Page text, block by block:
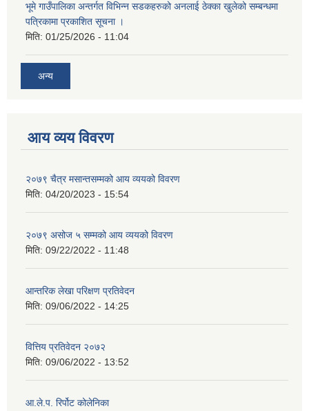
भूमे गाउँपालिका अन्तर्गत विभिन्न सडकहरुको अनलाई ठेक्का खुलेको सम्बन्धमा
पत्रिकामा प्रकाशित सूचना ।
मिति: 01/25/2026 - 11:04
अन्य
आय व्यय विवरण
२०७९ चैत्र मसान्तसम्मको आय व्ययको विवरण
मिति: 04/20/2023 - 15:54
२०७९ असोज ५ सम्मको आय व्ययको विवरण
मिति: 09/22/2022 - 11:48
आन्तरिक लेखा परिक्षण प्रतिवेदन
मिति: 09/06/2022 - 14:25
वित्तिय प्रतिवेदन २०७२
मिति: 09/06/2022 - 13:52
आ.ले.प. रिर्पोट कोलेनिका